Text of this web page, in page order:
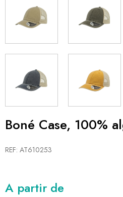
Boné Case, 100%
REF: AT610253
A partir de